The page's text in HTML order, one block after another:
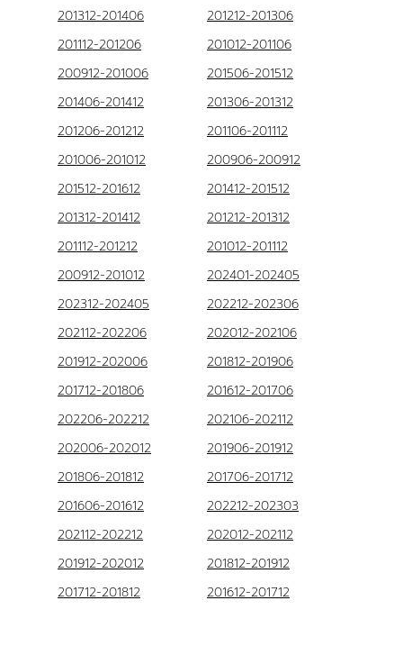
201312-201406
201212-201306
201112-201206
201012-201106
200912-201006
201506-201512
201406-201412
201306-201312
201206-201212
201106-201112
201006-201012
200906-200912
201512-201612
201412-201512
201312-201412
201212-201312
201112-201212
201012-201112
200912-201012
202401-202405
202312-202405
202212-202306
202112-202206
202012-202106
201912-202006
201812-201906
201712-201806
201612-201706
202206-202212
202106-202112
202006-202012
201906-201912
201806-201812
201706-201712
201606-201612
202212-202303
202112-202212
202012-202112
201912-202012
201812-201912
201712-201812
201612-201712